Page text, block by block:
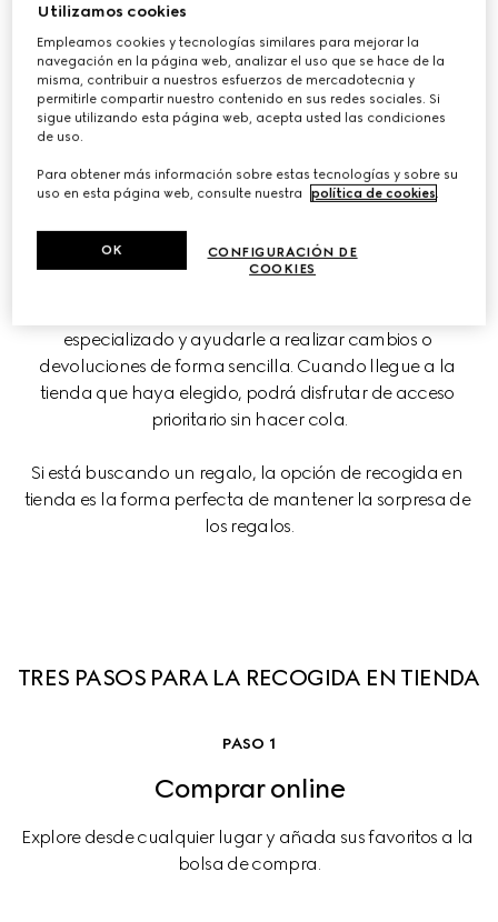
facilidad de comprar online con una experiencia
personalizada.
Elija cuándo y dónde recoger sus artículos en función de
especializado y ayudarle a realizar cambios o
devoluciones de forma sencilla. Cuando llegue a la
tienda que haya elegido, podrá disfrutar de acceso
prioritario sin hacer cola.
Si está buscando un regalo, la opción de recogida en
tienda es la forma perfecta de mantener la sorpresa de
los regalos.
TRES PASOS PARA LA RECOGIDA EN TIENDA
PASO 1
Comprar online
Explore desde cualquier lugar y añada sus favoritos a la
bolsa de compra.
Utilizamos cookies
Empleamos cookies y tecnologías similares para mejorar la
navegación en la página web, analizar el uso que se hace de la
misma, contribuir a nuestros esfuerzos de mercadotecnia y
permitirle compartir nuestro contenido en sus redes sociales. Si
sigue utilizando esta página web, acepta usted las condiciones
de uso.
Para obtener más información sobre estas tecnologías y sobre su
uso en esta página web, consulte nuestra
política de cookies.
CONFIGURACIÓN DE
COOKIES
OK